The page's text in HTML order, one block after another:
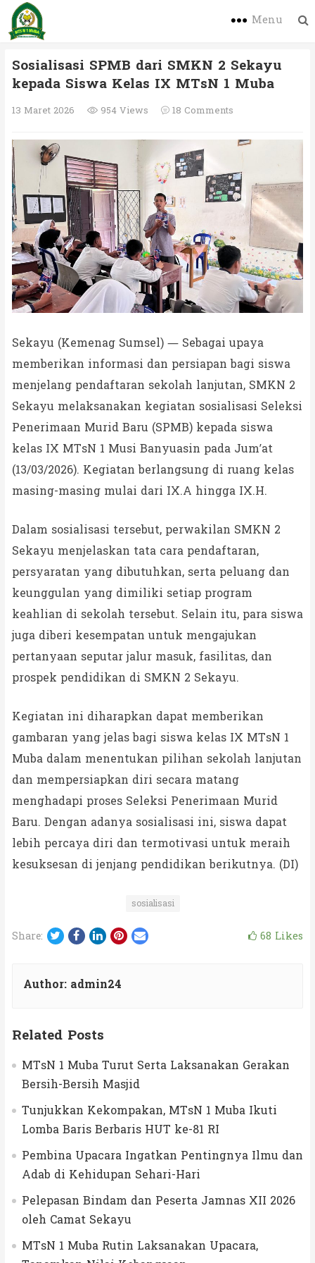
Menu
Sosialisasi SPMB dari SMKN 2 Sekayu
kepada Siswa Kelas IX MTsN 1 Muba
13 Maret 2026 954 Views 18 Comments
Sekayu (Kemenag Sumsel) — Sebagai upaya
memberikan informasi dan persiapan bagi siswa
menjelang pendaftaran sekolah lanjutan, SMKN 2
Sekayu melaksanakan kegiatan sosialisasi Seleksi
Penerimaan Murid Baru (SPMB) kepada siswa
kelas IX MTsN 1 Musi Banyuasin pada Jum’at
(13/03/2026). Kegiatan berlangsung di ruang kelas
masing-masing mulai dari IX.A hingga IX.H.
Dalam sosialisasi tersebut, perwakilan SMKN 2
Sekayu menjelaskan tata cara pendaftaran,
persyaratan yang dibutuhkan, serta peluang dan
keunggulan yang dimiliki setiap program
keahlian di sekolah tersebut. Selain itu, para siswa
juga diberi kesempatan untuk mengajukan
pertanyaan seputar jalur masuk, fasilitas, dan
prospek pendidikan di SMKN 2 Sekayu.
Kegiatan ini diharapkan dapat memberikan
gambaran yang jelas bagi siswa kelas IX MTsN 1
Muba dalam menentukan pilihan sekolah lanjutan
dan mempersiapkan diri secara matang
menghadapi proses Seleksi Penerimaan Murid
Baru. Dengan adanya sosialisasi ini, siswa dapat
lebih percaya diri dan termotivasi untuk meraih
kesuksesan di jenjang pendidikan berikutnya. (DI)
sosialisasi
Share: Twitter
Facebook
LinkedIn
Pinterest
Email 68 Likes
Author: admin24
Related Posts
MTsN 1 Muba Turut Serta Laksanakan Gerakan
Bersih-Bersih Masjid
Tunjukkan Kekompakan, MTsN 1 Muba Ikuti
Lomba Baris Berbaris HUT ke-81 RI
Pembina Upacara Ingatkan Pentingnya Ilmu dan
Adab di Kehidupan Sehari-Hari
Pelepasan Bindam dan Peserta Jamnas XII 2026
oleh Camat Sekayu
MTsN 1 Muba Rutin Laksanakan Upacara,